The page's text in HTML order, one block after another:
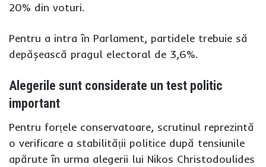
20% din voturi.
Pentru a intra în Parlament, partidele trebuie să
depășească pragul electoral de 3,6%.
Alegerile sunt considerate un test politic
important
Pentru forțele conservatoare, scrutinul reprezintă
o verificare a stabilității politice după tensiunile
apărute în urma alegerii lui Nikos Christodoulides